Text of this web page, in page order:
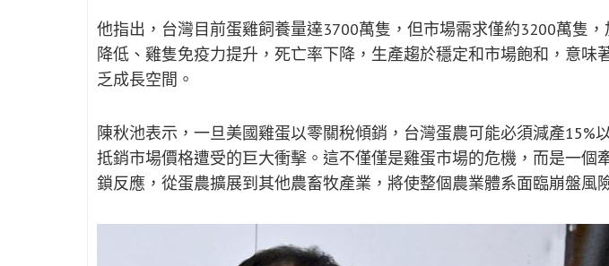
他指出，台灣目前蛋雞飼養量達3700萬隻，但市場需求僅約3200萬隻
降低、雞隻免疫力提升，死亡率下降，生產趨於穩定和市場飽和，意味
乏成長空間。
陳秋池表示，一旦美國雞蛋以零關稅傾銷，台灣蛋農可能必須減產15%
抵銷市場價格遭受的巨大衝擊。這不僅僅是雞蛋市場的危機，而是一個
鎖反應，從蛋農擴展到其他農畜牧產業，將使整個農業體系面臨崩盤風